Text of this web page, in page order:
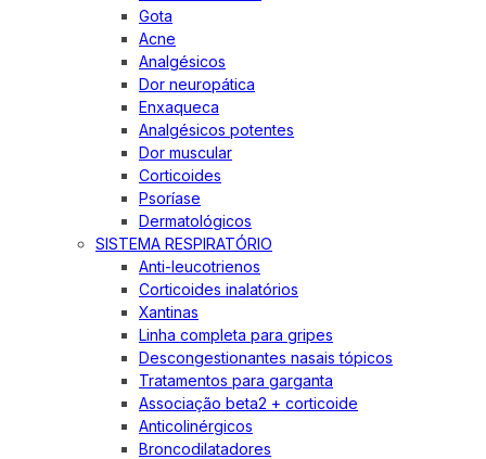
Gota
Acne
Analgésicos
Dor neuropática
Enxaqueca
Analgésicos potentes
Dor muscular
Corticoides
Psoríase
Dermatológicos
SISTEMA RESPIRATÓRIO
Anti-leucotrienos
Corticoides inalatórios
Xantinas
Linha completa para gripes
Descongestionantes nasais tópicos
Tratamentos para garganta
Associação beta2 + corticoide
Anticolinérgicos
Broncodilatadores